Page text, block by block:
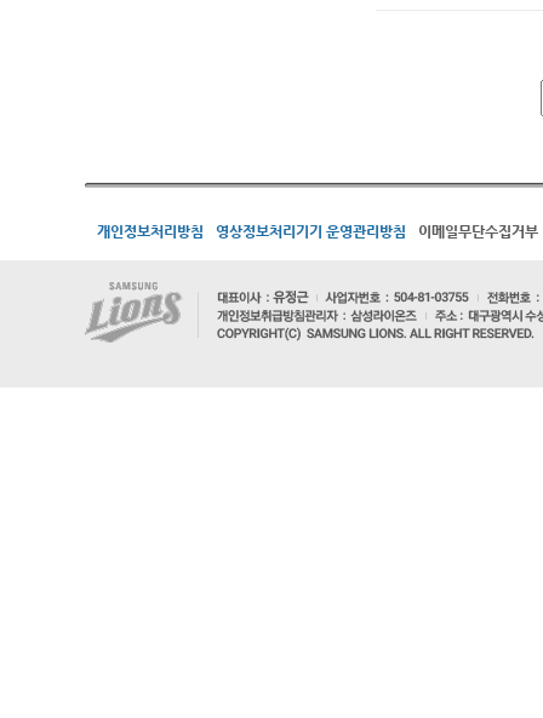
개인정보처리방침 영상정보처리기기 운영관리방침 이메일무단수집거부